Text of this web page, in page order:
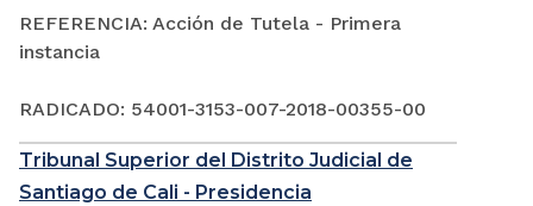
REFERENCIA: Acción de Tutela - Primera
instancia
RADICADO: 54001-3153-007-2018-00355-00
Tribunal Superior del Distrito Judicial de
Santiago de Cali - Presidencia